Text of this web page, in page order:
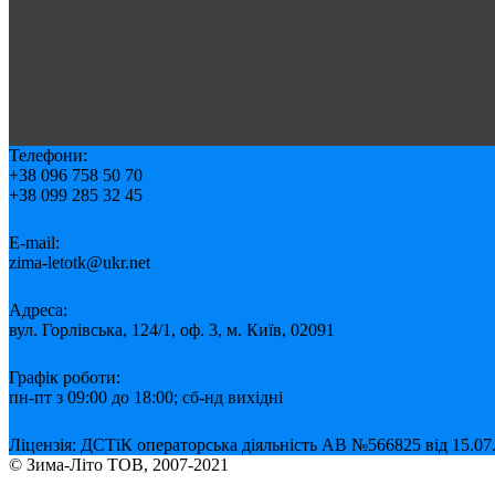
Телефони:
+38 096 758 50 70
+38 099 285 32 45
E-mail:
zima-letotk@ukr.net
Адреса:
вул. Горлівська, 124/1, оф. 3, м. Київ, 02091
Графік роботи:
пн-пт з 09:00 до 18:00; сб-нд вихідні
Ліцензія: ДСТіК операторська діяльність АВ №566825 від
© Зима-Літо ТОВ, 2007-2021